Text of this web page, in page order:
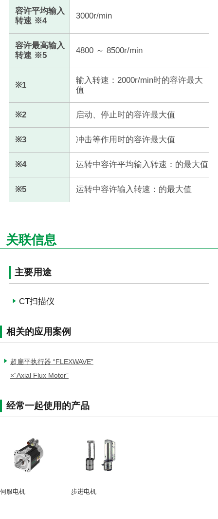
容许平均输入
转速 ※4
3000r/min
容许最高输入
转速 ※5
4800 ～ 8500r/min
※1
输入转速：2000r/min时的容许最大
值
※2 启动、停止时的容许最大值
※3 冲击等作用时的容许最大值
※4 运转中容许平均输入转速：的最大值
※5 运转中容许输入转速：的最大值
关联信息
主要用途
CT扫描仪
相关的应用案例
超扁平执行器 “FLEXWAVE”
×“Axial Flux Motor”
经常一起使用的产品
伺服电机 步进电机